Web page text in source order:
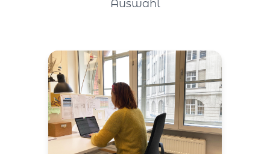
Auswahl